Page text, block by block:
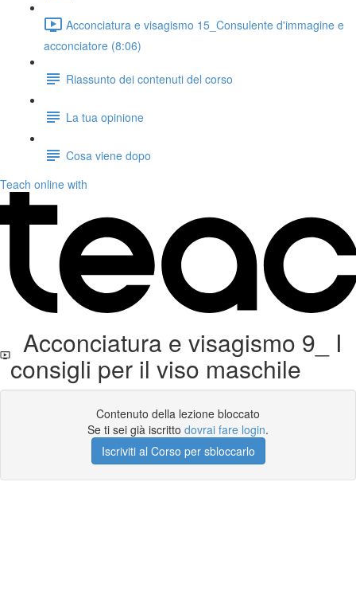
Acconciatura e visagismo 15_Consulente d'immagine e
acconciatore (8:06)
Riassunto dei contenuti del corso
La tua opinione
Cosa viene dopo
Teach online with
Acconciatura e visagismo 9_ I
consigli per il viso maschile
Contenuto della lezione bloccato
Se ti sei già iscritto dovrai fare login.
Iscriviti al Corso per sbloccarlo